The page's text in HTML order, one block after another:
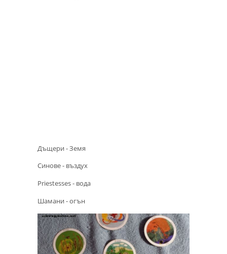
Дъщери - Земя
Синове - въздух
Priestesses - вода
Шамани - огън